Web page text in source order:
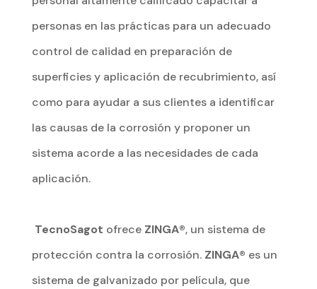
personas en las prácticas para un adecuado
control de calidad en preparación de
superficies y aplicación de recubrimiento, así
como para ayudar a sus clientes a identificar
las causas de la corrosión y proponer un
sistema acorde a las necesidades de cada
aplicación.
TecnoSagot ofrece ZINGA®, un sistema de
protección contra la corrosión. ZINGA® es un
sistema de galvanizado por película, que